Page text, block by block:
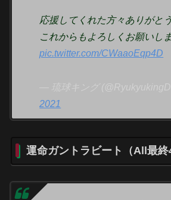
応援してくれた方々ありがと
これからもよろしくお願いし
pic.twitter.com/CWaaoEqp4D
— 琉球キング
2021
運命ガントラビート（All最終